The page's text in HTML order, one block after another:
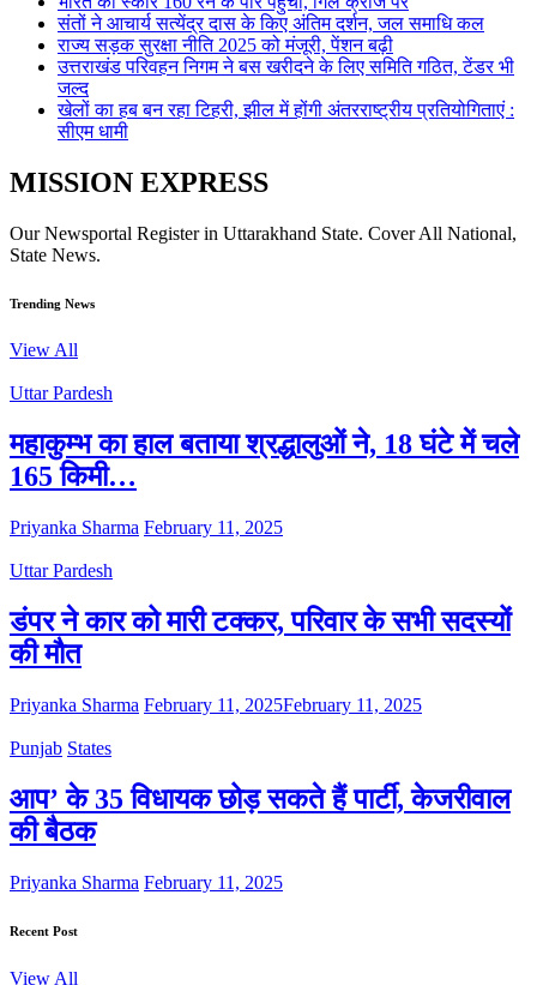
संतों ने आचार्य सत्येंद्र दास के किए अंतिम दर्शन, जल समाधि कल
राज्य सड़क सुरक्षा नीति 2025 को मंजूरी, पेंशन बढ़ी
उत्तराखंड परिवहन निगम ने बस खरीदने के लिए समिति गठित, टेंडर भी
जल्द
खेलों का हब बन रहा टिहरी, झील में होंगी अंतरराष्ट्रीय प्रतियोगिताएं :
सीएम धामी
MISSION EXPRESS
Our Newsportal Register in Uttarakhand State. Cover All National,
State News.
Trending News
View All
Uttar Pardesh
महाकुम्भ का हाल बताया श्रद्धालुओं ने, 18 घंटे में चले
165 किमी…
Priyanka Sharma February 11, 2025
Uttar Pardesh
डंपर ने कार को मारी टक्कर, परिवार के सभी सदस्यों
की मौत
Priyanka Sharma February 11, 2025February 11, 2025
Punjab States
आप’ के 35 विधायक छोड़ सकते हैं पार्टी, केजरीवाल
की बैठक
Priyanka Sharma February 11, 2025
Recent Post
View All